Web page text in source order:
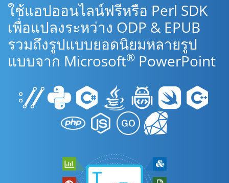
ใช้แอปออนไลน์ฟรีหรือ Perl SDK
เพื่อแปลงระหว่าง ODP & EPUB
รวมถึงรูปแบบยอดนิยมหลายรูป
แบบจาก Microsoft® PowerPoint